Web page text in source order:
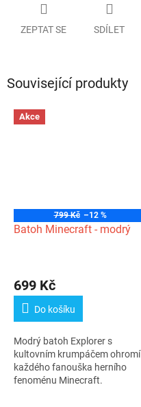
ZEPTAT SE SDÍLET
Související produkty
Akce
799 Kč –12 %
Batoh Minecraft - modrý
hodnocení
produktu
5
hvězdiček.
699 Kč
Do košíku
Modrý batoh Explorer s
kultovním krumpáčem ohromí
každého fanouška herního
fenoménu Minecraft.